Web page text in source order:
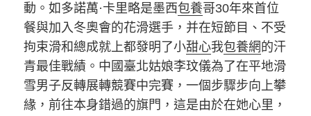
動。如多諾萬·卡里略是墨西包養哥30年來首位
餐與加入冬奧會的花滑選手，并在短節目、不受
拘束滑和總成就上都發明了小甜心我包養網的汗
青最佳戰績。中國臺北姑娘李玟儀為了在平地滑
雪男子反轉展轉競賽中完賽，一個步驟步向上攀
緣，前往本身錯過的旗門，這是由於在她心里，